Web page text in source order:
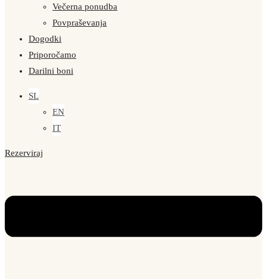
Večerna ponudba
Povpraševanja
Dogodki
Priporočamo
Darilni boni
SL
EN
IT
Rezerviraj